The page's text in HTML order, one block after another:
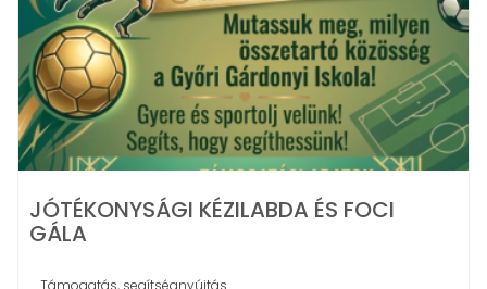
JÓTÉKONYSÁGI KÉZILABDA ÉS FOCI
GÁLA